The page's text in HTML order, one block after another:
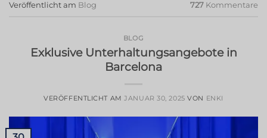
Veröffentlicht am Blog 727 Kommentare
BLOG
Exklusive Unterhaltungsangebote in
Barcelona
VERÖFFENTLICHT AMJANUAR 30, 2025 VON ENKI